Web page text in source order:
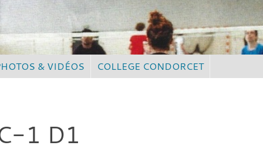
& VIDÉOS COLLEGE CONDORCET
1 D1